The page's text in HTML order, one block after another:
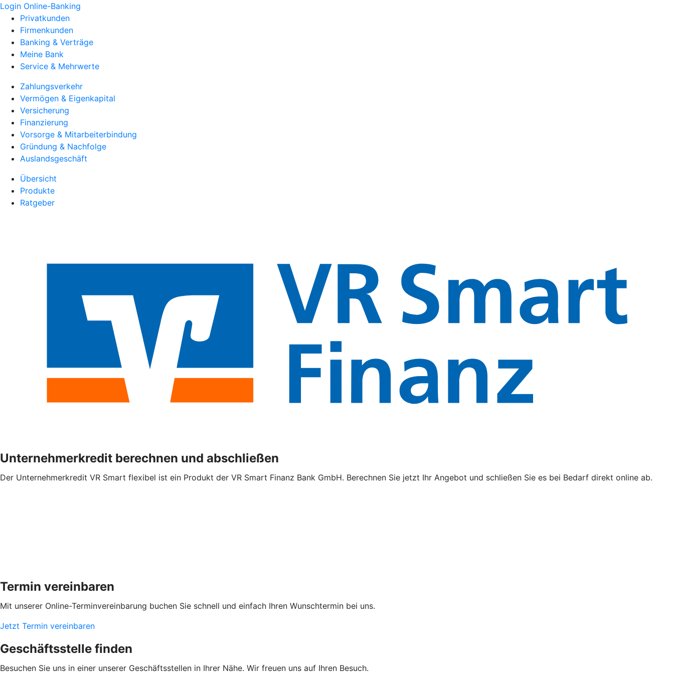
Login Online-Banking
Privatkunden
Firmenkunden
Banking & Verträge
Meine Bank
Service & Mehrwerte
Zahlungsverkehr
Vermögen & Eigenkapital
Versicherung
Finanzierung
Vorsorge & Mitarbeiterbindung
Gründung & Nachfolge
Auslandsgeschäft
Übersicht
Produkte
Ratgeber
Unternehmerkredit berechnen und abschließen
Der Unternehmerkredit VR Smart flexibel ist ein Produkt der VR Smart Finanz Bank GmbH. Berechnen Sie jetzt Ihr Angebot und schließen Sie es bei Bedarf direkt online ab.
Termin vereinbaren
Mit unserer Online-Terminvereinbarung buchen Sie schnell und einfach Ihren Wunschtermin bei uns.
Jetzt Termin vereinbaren
Geschäftsstelle finden
Besuchen Sie uns in einer unserer Geschäftsstellen in Ihrer Nähe. Wir freuen uns auf Ihren Besuch.